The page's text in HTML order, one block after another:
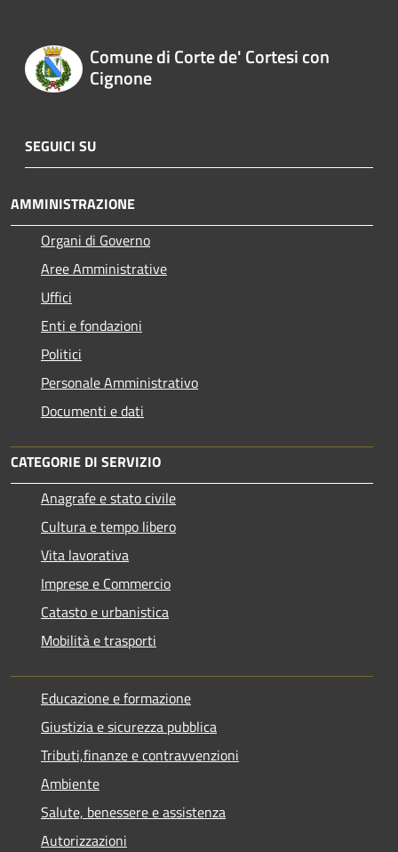
Comune di Corte de' Cortesi con
Cignone
SEGUICI SU
AMMINISTRAZIONE
Organi di Governo
Aree Amministrative
Uffici
Enti e fondazioni
Politici
Personale Amministrativo
Documenti e dati
CATEGORIE DI SERVIZIO
Anagrafe e stato civile
Cultura e tempo libero
Vita lavorativa
Imprese e Commercio
Catasto e urbanistica
Mobilità e trasporti
Educazione e formazione
Giustizia e sicurezza pubblica
Tributi,finanze e contravvenzioni
Ambiente
Salute, benessere e assistenza
Autorizzazioni